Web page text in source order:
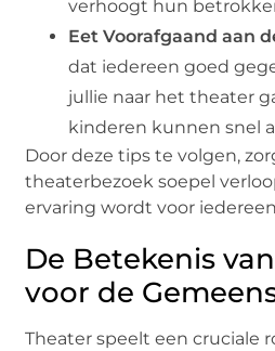
verhoogt hun
Eet Voorafgaand aan
dat iedereen goed
jullie naar het theater
kinderen kunnen snel
Door deze tips te volgen,
theaterbezoek soepel
ervaring wordt voor
De Betekenis
voor de
Theater speelt een cruciale